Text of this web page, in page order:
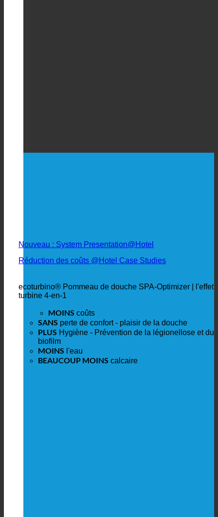
Nouveau : System Presentation@Hotel
Réduction des coûts @Hotel Case Studies
ecoturbino® Pommeau de douche SPA-Optimizer | l'effet
turbine 4-en-1
MOINS coûts
SANS perte de confort - plaisir de la douche
PLUS Hygiène - Prévention de la légionellose et du
biofilm
MOINS l'eau
BEAUCOUP MOINS calcaire